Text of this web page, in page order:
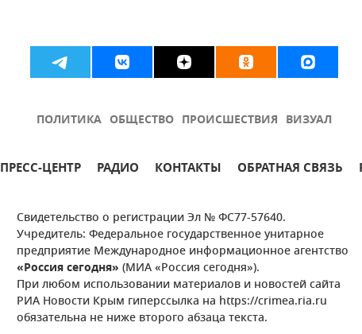
ПОЛИТИКА ОБЩЕСТВО ПРОИСШЕСТВИЯ ВИЗУАЛ
ПРЕСС-ЦЕНТР РАДИО КОНТАКТЫ ОБРАТНАЯ СВЯЗЬ
Свидетельство о регистрации Эл № ФС77-57640.
Учредитель: Федеральное государственное унитарное
предприятие Международное информационное агентство
«Россия сегодня» (МИА «Россия сегодня»).
При любом использовании материалов и новостей сайта
РИА Новости Крым гиперссылка на https://crimea.ria.ru
обязательна не ниже второго абзаца текста.